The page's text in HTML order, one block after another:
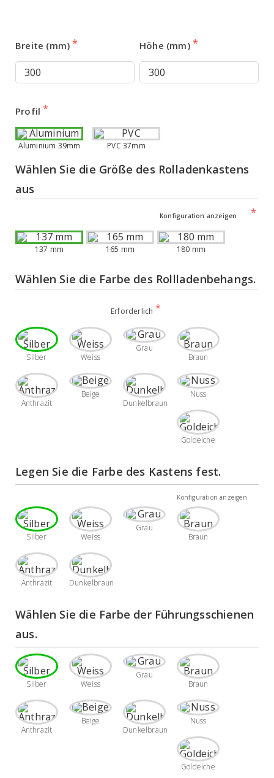
Breite (mm) Höhe (mm)
Profil
Aluminium 39mm PVC 37mm
Wählen Sie die Größe des Rolladenkastens
aus
Konfiguration anzeigen
137 mm 165 mm 180 mm
Wählen Sie die Farbe des Rollladenbehangs.
Erforderlich
Silber Weiss
Grau
Braun
Anthrazit
Beige
Dunkelbraun
Nuss
Goldeiche
Legen Sie die Farbe des Kastens fest.
Konfiguration anzeigen
Silber Weiss
Grau
Braun
Anthrazit Dunkelbraun
Wählen Sie die Farbe der Führungsschienen
aus.
Silber Weiss
Grau
Braun
Anthrazit
Beige
Dunkelbraun
Nuss
Goldeiche